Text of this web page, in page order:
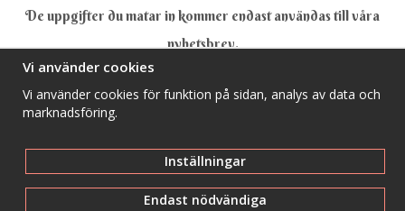
De uppgifter du matar in kommer endast användas till våra
nyhetsbrev.
Vi använder cookies
Vi använder cookies för funktion på sidan, analys av data och
marknadsföring.
Inställningar
Endast nödvändiga